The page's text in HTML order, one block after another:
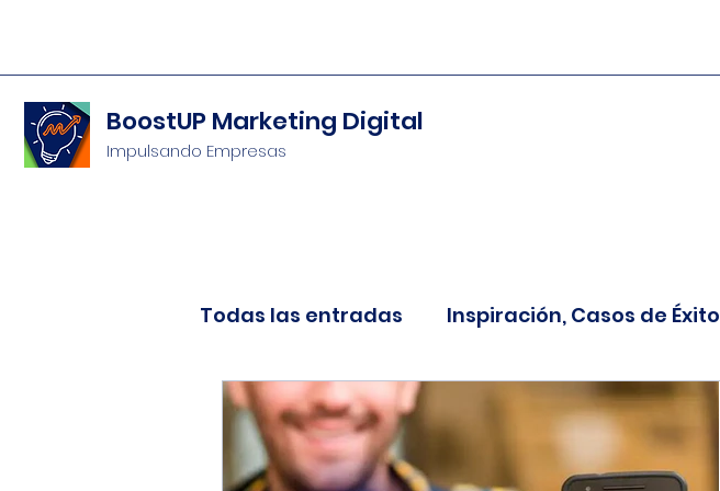
BoostUP Marketing Digital
Impulsando Empresas
Todas las entradas Inspiración, Casos de Éxito
Publicidad, Ventas y Conversión Contable